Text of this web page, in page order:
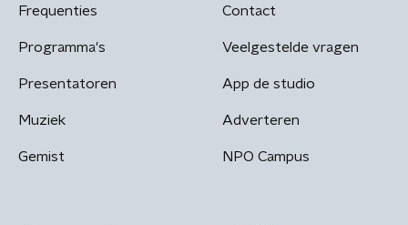
Frequenties
Programma's
Presentatoren
Muziek
Gemist
Contact
Veelgestelde vragen
App de studio
Adverteren
NPO Campus